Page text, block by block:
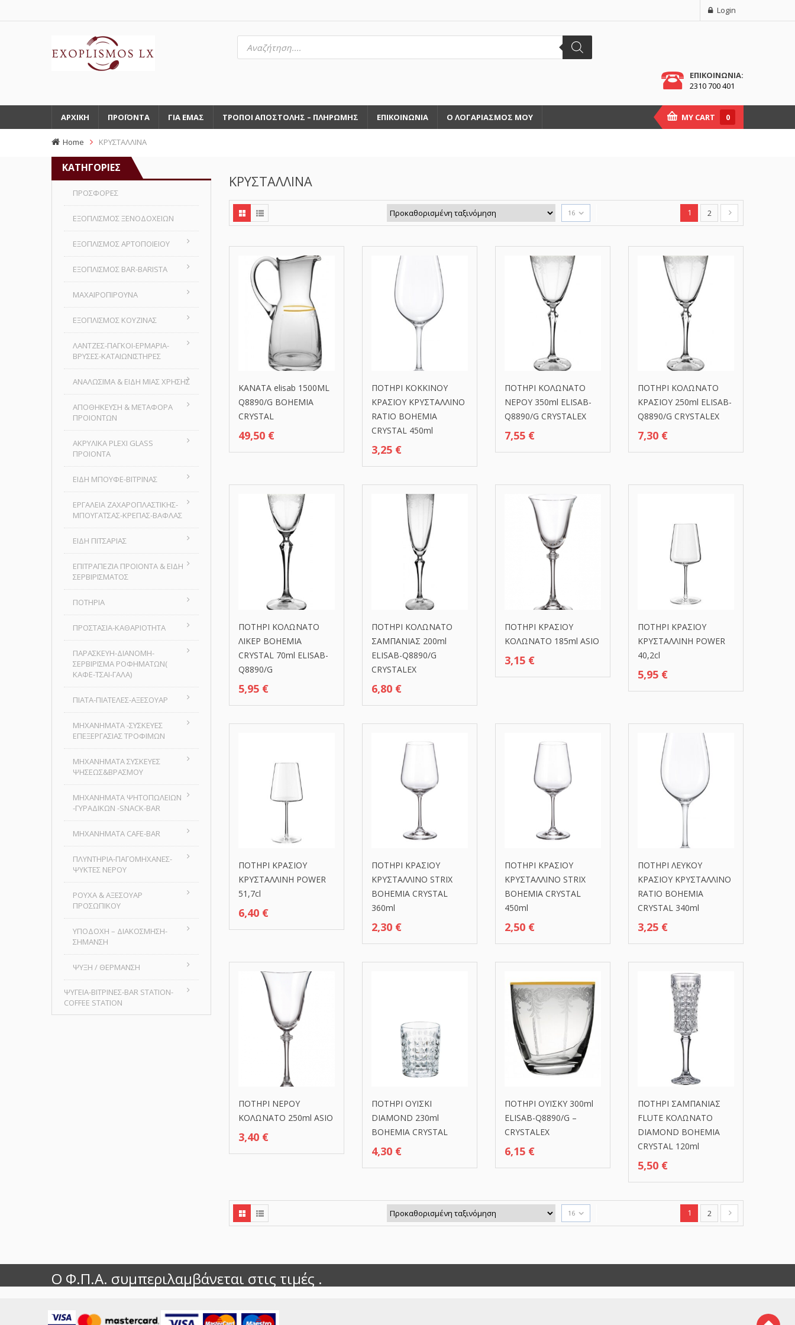
Login
Αναζήτηση
προϊόντων
ΕΠΙΚΟΙΝΩΝΙΑ:
2310 700 401
ΑΡΧΙΚΗ ΠΡΟΪΟΝΤΑ ΓΙΑ ΕΜΑΣ ΤΡΟΠΟΙ ΑΠΟΣΤΟΛΗΣ – ΠΛΗΡΩΜΗΣ ΕΠΙΚΟΙΝΩΝΙΑ Ο ΛΟΓΑΡΙΑΣΜΟΣ ΜΟΥ MY CART 0
Home ΚΡΥΣΤΑΛΛΙΝΑ
ΚΑΤΗΓΟΡΙΕΣ
ΠΡΟΣΦΟΡΕΣ
ΕΞΟΠΛΙΣΜΟΣ ΞΕΝΟΔΟΧΕΙΩΝ
ΕΞΟΠΛΙΣΜΟΣ ΑΡΤΟΠΟΙΕΙΟΥ
ΕΞΟΠΛΙΣΜΟΣ BAR-BARISTA
ΜΑΧΑΙΡΟΠΙΡΟΥΝΑ
ΕΞΟΠΛΙΣΜΟΣ ΚΟΥΖΙΝΑΣ
ΛΑΝΤΖΕΣ-ΠΑΓΚΟΙ-ΕΡΜΑΡΙΑ-
ΒΡΥΣΕΣ-ΚΑΤΑΙΩΝΙΣΤΗΡΕΣ
ΑΝΑΛΩΣΙΜΑ & ΕΙΔΗ ΜΙΑΣ ΧΡΗΣΗΣ
ΑΠΟΘΗΚΕΥΣΗ & ΜΕΤΑΦΟΡΑ
ΠΡΟΙΟΝΤΩΝ
ΑΚΡΥΛΙΚΑ PLEXI GLASS
ΠΡΟΙΟΝΤΑ
ΕΙΔΗ ΜΠΟΥΦΕ-ΒΙΤΡΙΝΑΣ
ΕΡΓΑΛΕΙΑ ΖΑΧΑΡΟΠΛΑΣΤΙΚΗΣ-
ΜΠΟΥΓΑΤΣΑΣ-ΚΡΕΠΑΣ-ΒΑΦΛΑΣ
ΕΙΔΗ ΠΙΤΣΑΡΙΑΣ
ΕΠΙΤΡΑΠΕΖΙΑ ΠΡΟΙΟΝΤΑ & ΕΙΔΗ
ΣΕΡΒΙΡΙΣΜΑΤΟΣ
ΠΟΤΗΡΙΑ
ΠΡΟΣΤΑΣΙΑ-ΚΑΘΑΡΙΟΤΗΤΑ
ΠΑΡΑΣΚΕΥΗ-ΔΙΑΝΟΜΗ-
ΣΕΡΒΙΡΙΣΜΑ ΡΟΦΗΜΑΤΩΝ(
ΚΑΦΕ-ΤΣΑΙ-ΓΑΛΑ)
ΠΙΑΤΑ-ΠΙΑΤΕΛΕΣ-ΑΞΕΣΟΥΑΡ
ΜΗΧΑΝΗΜΑΤΑ -ΣΥΣΚΕΥΕΣ
ΕΠΕΞΕΡΓΑΣΙΑΣ ΤΡΟΦΙΜΩΝ
ΜΗΧΑΝΗΜΑΤΑ ΣΥΣΚΕΥΕΣ
ΨΗΣΕΩΣ&ΒΡΑΣΜΟΥ
MHXANHMATA ΨΗΤΟΠΩΛΕΙΩΝ
-ΓΥΡΑΔΙΚΩΝ -SNACK-BAR
ΜΗΧΑΝΗΜΑΤΑ CAFE-BAR
ΠΛΥΝΤΗΡΙΑ-ΠΑΓΟΜΗΧΑΝΕΣ-
ΨΥΚΤΕΣ ΝΕΡΟΥ
ΡΟΥΧΑ & ΑΞΕΣΟΥΑΡ
ΠΡΟΣΩΠΙΚΟΥ
ΥΠΟΔΟΧΗ – ΔΙΑΚΟΣΜΗΣΗ-
ΣΗΜΑΝΣΗ
ΨΥΞΗ / ΘΕΡΜΑΝΣΗ
ΨΥΓΕΙΑ-ΒΙΤΡΙΝΕΣ-BAR STATION-
COFFEE STATION
ΚΡΥΣΤΑΛΛΙΝΑ
16 1 2
KANATA elisab 1500ML
Q8890/G BOHEMIA
CRYSTAL
49,50 €
ΠΟΤΗΡΙ ΚΟΚΚΙΝΟΥ
ΚΡΑΣΙΟΥ ΚΡΥΣΤΑΛΛΙΝΟ
RATIO BOHEMIA
CRYSTAL 450ml
3,25 €
ΠΟΤΗΡΙ ΚΟΛΩΝAΤΟ
ΝΕΡΟΥ 350ml ELISAB-
Q8890/G CRYSTALEX
7,55 €
ΠΟΤΗΡΙ ΚΟΛΩΝΑΤΟ
ΚΡΑΣΙΟΥ 250ml ELISAB-
Q8890/G CRYSTALEX
7,30 €
ΠΟΤΗΡΙ ΚΟΛΩΝΑΤΟ
ΛΙΚΕΡ BOHEMIA
CRYSTAL 70ml ELISAB-
Q8890/G
5,95 €
ΠΟΤΗΡΙ ΚΟΛΩΝΑΤΟ
ΣΑΜΠΑΝΙΑΣ 200ml
ELISAB-Q8890/G
CRYSTALEX
6,80 €
ΠΟΤΗΡΙ ΚΡΑΣΙΟΥ
ΚΟΛΩΝΑΤΟ 185ml ASIO
3,15 €
ΠΟΤΗΡΙ ΚΡΑΣΙΟΥ
ΚΡΥΣΤΑΛΛΙΝΗ POWER
40,2cl
5,95 €
ΠΟΤΗΡΙ ΚΡΑΣΙΟΥ
ΚΡΥΣΤΑΛΛΙΝΗ POWER
51,7cl
6,40 €
ΠΟΤΗΡΙ ΚΡΑΣΙΟΥ
ΚΡΥΣΤΑΛΛΙΝΟ STRIX
BOHEMIA CRYSTAL
360ml
2,30 €
ΠΟΤΗΡΙ ΚΡΑΣΙΟΥ
ΚΡΥΣΤΑΛΛΙΝΟ STRIX
BOHEMIA CRYSTAL
450ml
2,50 €
ΠΟΤΗΡΙ ΛΕΥΚΟΥ
ΚΡΑΣΙΟΥ ΚΡΥΣΤΑΛΛΙΝΟ
RATIO BOHEMIA
CRYSTAL 340ml
3,25 €
ΠΟΤΗΡΙ ΝΕΡΟΥ
ΚΟΛΩΝΑΤΟ 250ml ASIO
3,40 €
ΠΟΤΗΡΙ ΟΥΙΣΚΙ
DIAMOND 230ml
BOHEMIA CRYSTAL
4,30 €
ΠΟΤΗΡΙ ΟΥΙΣΚΥ 300ml
ELISAB-Q8890/G –
CRYSTALEX
6,15 €
ΠΟΤΗΡΙ ΣΑΜΠΑΝΙΑΣ
FLUTE ΚΟΛΩΝΑΤΟ
DIAMOND BOHEMIA
CRYSTAL 120ml
5,50 €
16 1 2
Ο Φ.Π.Α. συμπεριλαμβάνεται στις τιμές .